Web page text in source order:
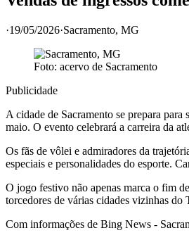
·19/05/2026·Sacramento, MG
Foto: acervo de Sacramento
Publicidade
A cidade de Sacramento se prepara
maio. O evento celebrará a carreira da
Os fãs de vôlei e admiradores da
especiais e personalidades do esporte.
O jogo festivo não apenas marca o fim
torcedores de várias cidades vizinhas
Com informações de Bing News -